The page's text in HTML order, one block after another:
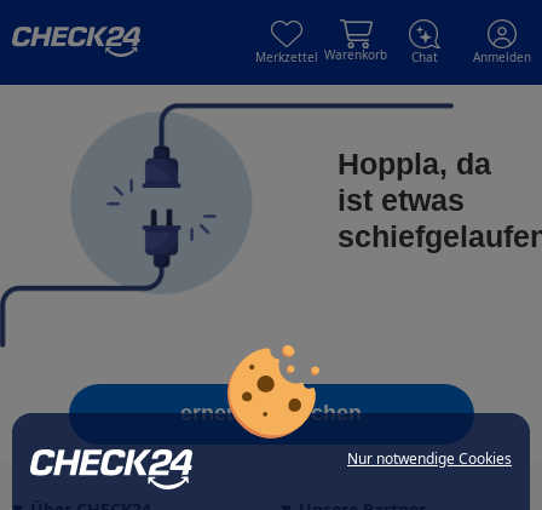
Nur notwendige Cookies
Merkzettel Warenkorb Chat Anmelden
Hoppla, da
ist etwas
erneut versuchen